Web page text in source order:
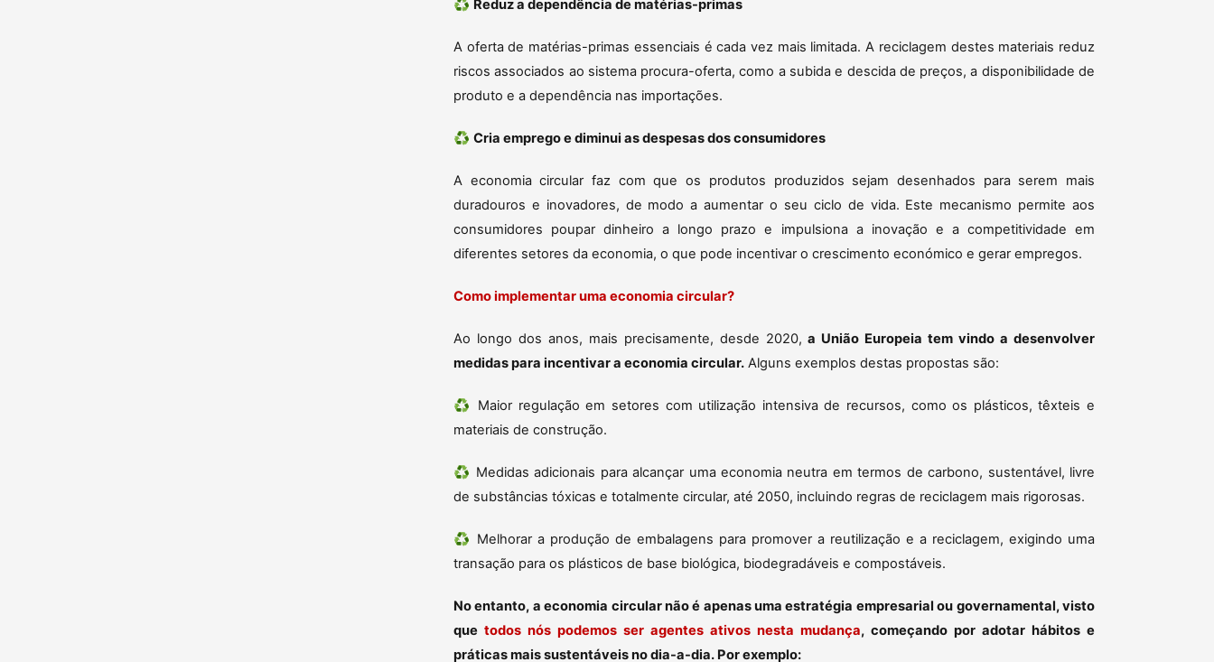
♻️ Reduz a dependência de matérias-primas
A oferta de matérias-primas essenciais é cada vez mais limitada. A reciclagem destes materiais reduz
riscos associados ao sistema procura-oferta, como a subida e descida de preços, a disponibilidade de
produto e a dependência nas importações.
♻️ Cria emprego e diminui as despesas dos consumidores
A economia circular faz com que os produtos produzidos sejam desenhados para serem mais
duradouros e inovadores, de modo a aumentar o seu ciclo de vida. Este mecanismo permite aos
consumidores poupar dinheiro a longo prazo e impulsiona a inovação e a competitividade em
diferentes setores da economia, o que pode incentivar o crescimento económico e gerar empregos.
Como implementar uma economia circular?
Ao longo dos anos, mais precisamente, desde 2020,a União Europeia tem vindo a desenvolver
medidas para incentivar a economia circular. Alguns exemplos destas propostas são:
♻️ Maior regulação em setores com utilização intensiva de recursos, como os plásticos, têxteis e
materiais de construção.
♻️ Medidas adicionais para alcançar uma economia neutra em termos de carbono, sustentável, livre
de substâncias tóxicas e totalmente circular, até 2050, incluindo regras de reciclagem mais rigorosas.
♻️ Melhorar a produção de embalagens para promover a reutilização e a reciclagem, exigindo uma
transação para os plásticos de base biológica, biodegradáveis e compostáveis.
No entanto, a economia circular não é apenas uma estratégia empresarial ou governamental, visto
que todos nós podemos ser agentes ativos nesta mudança, começando por adotar hábitos e
práticas mais sustentáveis no dia-a-dia. Por exemplo: